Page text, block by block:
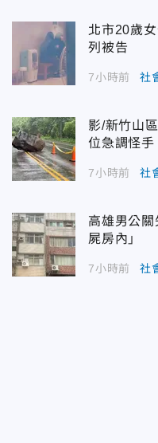
北市20歲
列被告
7小時前 社
影/新竹山
位急調怪手
7小時前 社
高雄男公
屍房內」
7小時前 社